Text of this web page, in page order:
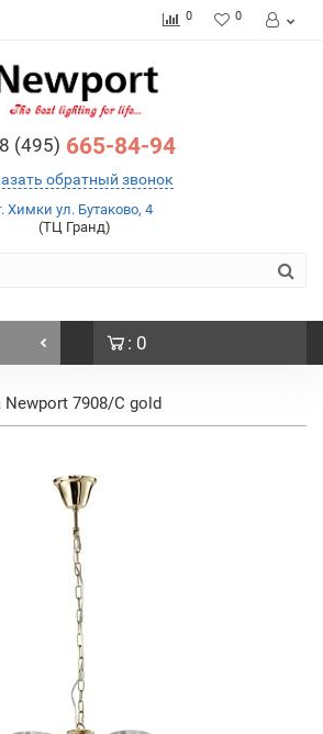
0 0
8 (495) 665-84-94
обратный звонок
Химки ул. Бутаково, 4
(ТЦ Гранд)
: 0
7908/C gold